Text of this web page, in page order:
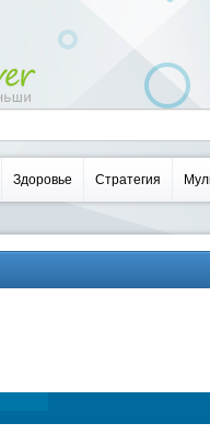
Здоровье Стратегия